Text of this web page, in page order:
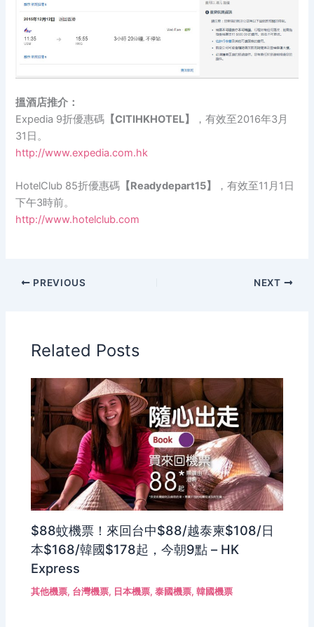
搵酒店推介：
Expedia 9折優惠碼 【CITIHKHOTEL】
，有效至2016年3月
31日。
http://www.expedia.com.hk
HotelClub 85折優惠碼 【Readydepart15】
，有效至11月1日
下午3時前。
http://www.hotelclub.com
PREVIOUS NEXT
Related Posts
$88蚊機票！來回台中$88/越泰柬$108/日
本$168/韓國$178起，今朝9點 – HK
Express
其他機票, 台灣機票, 日本機票,泰國機票,韓國機票